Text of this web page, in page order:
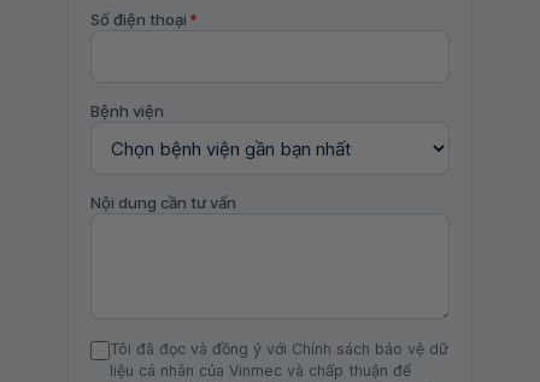
Số điện thoại *
Bệnh viện
Nội dung cần tư vấn
Tôi đã đọc và đồng ý với Chính sách bảo vệ dữ
liệu cá nhân của Vinmec và chấp thuận để